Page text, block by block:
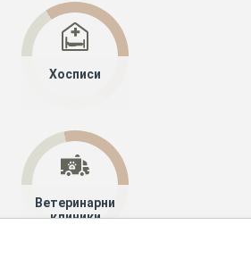
Хосписи
Ветеринарни
клиники